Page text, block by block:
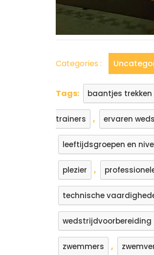
Categories :
Tags: baantjes trekken
trainers , ervaren
leeftijdsgroepen en
plezier ,
technische
wedstrijdvoorbereiding
zwemmers ,